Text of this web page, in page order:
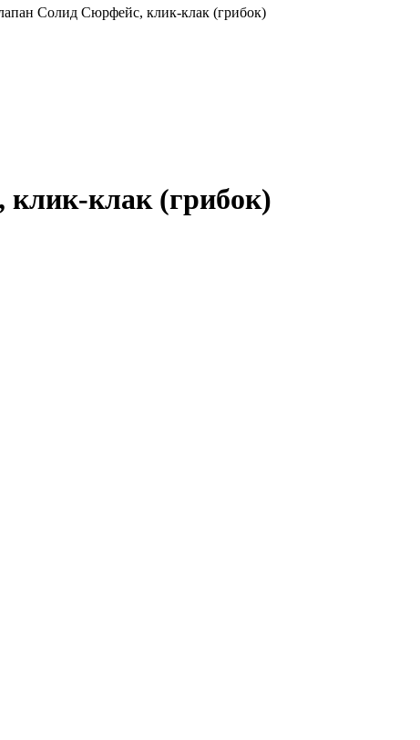
Солид Сюрфейс, клик-клак (грибок)
клак (грибок)